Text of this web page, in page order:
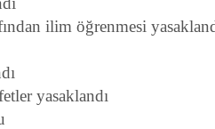
ilim öğrenmesi
yasaklandı